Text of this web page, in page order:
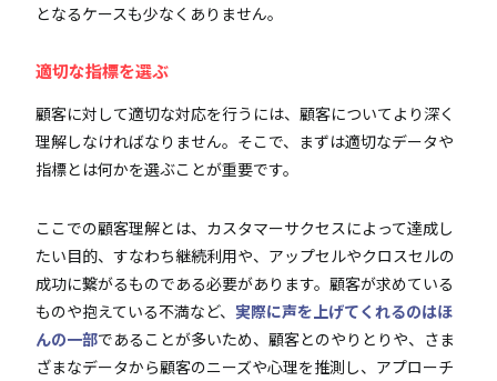
となるケースも少なくありません。
適切な指標を選ぶ
顧客に対して適切な対応を行うには、顧客についてより深く
理解しなければなりません。そこで、まずは適切なデータや
指標とは何かを選ぶことが重要です。
ここでの顧客理解とは、カスタマーサクセスによって達成し
たい目的、すなわち継続利用や、アップセルやクロスセルの
成功に繋がるものである必要があります。顧客が求めている
ものや抱えている不満など、 実際に声を上げてくれるのはほ
んの一部であることが多いため、顧客とのやりとりや、さま
ざまなデータから顧客のニーズや心理を推測し、アプローチ